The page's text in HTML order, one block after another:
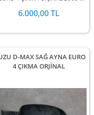
ARALIĞINDA STOKLARIMIZDA
6.000,00 TL
D-MAX SAĞ AYNA EURO
4 ÇIKMA ORJİNAL